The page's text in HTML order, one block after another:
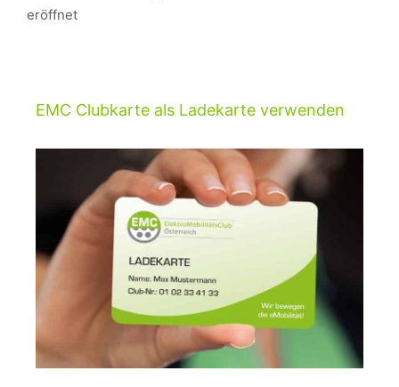
eröffnet
EMC Clubkarte als Ladekarte verwenden